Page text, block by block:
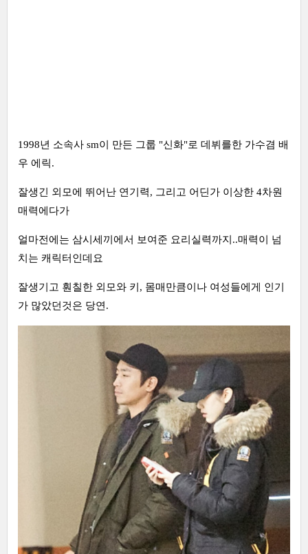
1998년 소속사 sm이 만든 그룹 "신화"로 데뷔를한 가수겸 배
우 에릭.
잘생긴 외모에 뛰어난 연기력, 그리고 어딘가 이상한 4차원
매력에다가
얼마전에는 삼시세끼에서 보여준 요리실력까지..매력이 넘
치는 캐릭터인데요
잘생기고 훤칠한 외모와 키, 몸매만큼이나 여성들에게 인기
가 많았던것은 당연.